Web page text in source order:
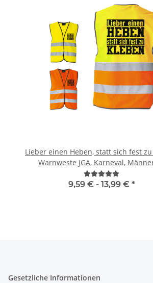
Lieber einen Heben, statt sich fest
Warnweste JGA, Karneval,
9,59 € - 13,99 € *
Gesetzliche Informationen